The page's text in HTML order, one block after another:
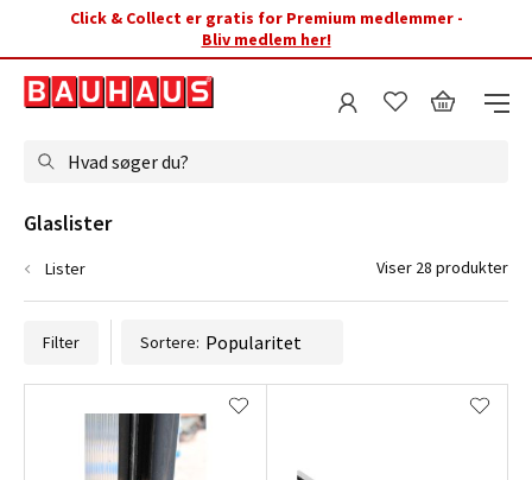
Click & Collect er gratis for Premium medlemmer -
Bliv medlem her!
Hvad søger du?
Filter Sortere:
Glaslister
Lister Viser 28 produkter